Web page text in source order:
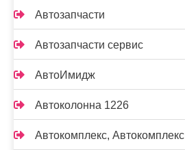
Автозапчасти
Автозапчасти сервис
АвтоИмидж
Автоколонна 1226
Автокомплекс, Автокомплекс